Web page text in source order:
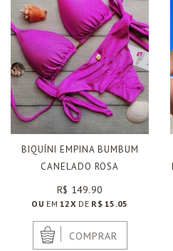
BIQUÍNI EMPINA BUMBUM
CANELADO ROSA
R$ 149.90
OU EM12X DE R$ 15.05
COMPRAR